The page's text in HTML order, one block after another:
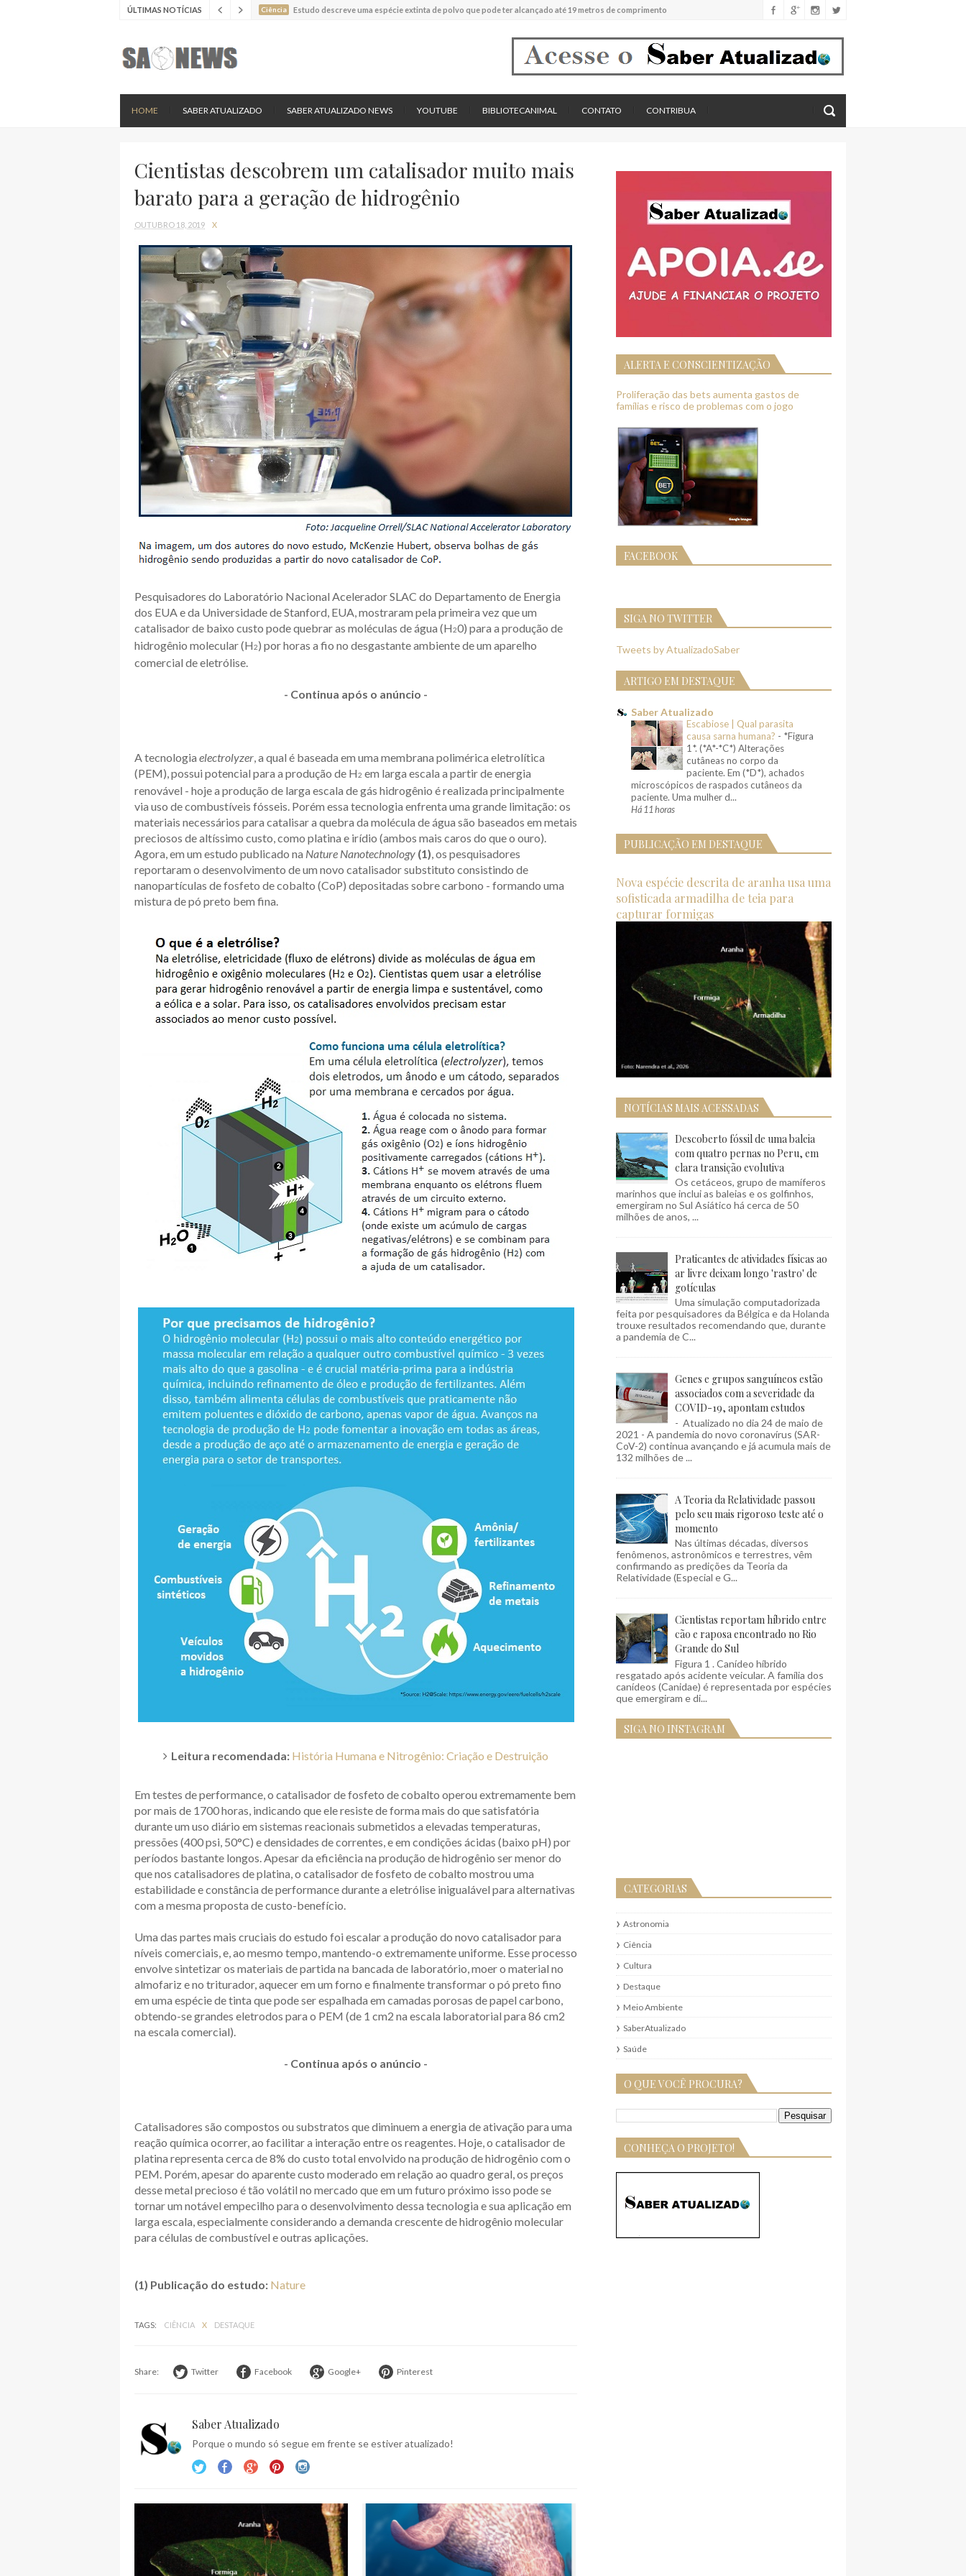
ÚLTIMAS NOTÍCIAS Ciência Estudo descreve uma espécie extinta de polvo que pode ter alcançado até 19 metros de comprimento
Estudo reportou o que parece ser a primeira "formiga limpadora" conhecida
HOME SABER ATUALIZADO SABER ATUALIZADO NEWS YOUTUBE BIBLIOTECANIMAL CONTATO CONTRIBUA
Cientistas descobrem um catalisador muito mais
barato para a geração de hidrogênio
OUTUBRO 18, 2019 X
Pesquisadores do Laboratório Nacional Acelerador SLAC do Departamento de Energia
dos EUA e da Universidade de Stanford, EUA, mostraram pela primeira vez que um
catalisador de baixo custo pode quebrar as moléculas de água (H20) para a produção de
hidrogênio molecular (H2) por horas a fio no desgastante ambiente de um aparelho
comercial de eletrólise.
- Continua após o anúncio -
A tecnologia electrolyzer, a qual é baseada em uma membrana polimérica eletrolítica
(PEM), possui potencial para a produção de H2 em larga escala a partir de energia
renovável - hoje a produção de larga escala de gás hidrogênio é realizada principalmente
via uso de combustíveis fósseis. Porém essa tecnologia enfrenta uma grande limitação: os
materiais necessários para catalisar a quebra da molécula de água são baseados em metais
preciosos de altíssimo custo, como platina e irídio (ambos mais caros do que o ouro).
Agora, em um estudo publicado na Nature Nanotechnology (1), os pesquisadores
reportaram o desenvolvimento de um novo catalisador substituto consistindo de
nanopartículas de fosfeto de cobalto (CoP) depositadas sobre carbono - formando uma
mistura de pó preto bem fina.
Leitura recomendada: História Humana e Nitrogênio: Criação e Destruição
Em testes de performance, o catalisador de fosfeto de cobalto operou extremamente bem
por mais de 1700 horas, indicando que ele resiste de forma mais do que satisfatória
durante um uso diário em sistemas reacionais submetidos a elevadas temperaturas,
pressões (400 psi, 50°C) e densidades de correntes, e em condições ácidas (baixo pH) por
períodos bastante longos. Apesar da eficiência na produção de hidrogênio ser menor do
que nos catalisadores de platina, o catalisador de fosfeto de cobalto mostrou uma
estabilidade e constância de performance durante a eletrólise inigualável para alternativas
com a mesma proposta de custo-benefício.
Uma das partes mais cruciais do estudo foi escalar a produção do novo catalisador para
níveis comerciais, e, ao mesmo tempo, mantendo-o extremamente uniforme. Esse processo
envolve sintetizar os materiais de partida na bancada de laboratório, moer o material no
almofariz e no triturador, aquecer em um forno e finalmente transformar o pó preto fino
em uma espécie de tinta que pode ser espalhada em camadas porosas de papel carbono,
obtendo-se grandes eletrodos para o PEM (de 1 cm2 na escala laboratorial para 86 cm2
na escala comercial).
- Continua após o anúncio -
Catalisadores são compostos ou substratos que diminuem a energia de ativação para uma
reação química ocorrer, ao facilitar a interação entre os reagentes. Hoje, o catalisador de
platina representa cerca de 8% do custo total envolvido na produção de hidrogênio com o
PEM. Porém, apesar do aparente custo moderado em relação ao quadro geral, os preços
desse metal precioso é tão volátil no mercado que em um futuro próximo isso pode se
tornar um notável empecilho para o desenvolvimento dessa tecnologia e sua aplicação em
larga escala, especialmente considerando a demanda crescente de hidrogênio molecular
para células de combustível e outras aplicações.
(1) Publicação do estudo: Nature
TAGS: CIÊNCIA X DESTAQUE
Share: Twitter Facebook Google+ Pinterest
Saber Atualizado
Porque o mundo só segue em frente se estiver atualizado!
ALERTA E CONSCIENTIZAÇÃO
Proliferação das bets aumenta gastos de
famílias e risco de problemas com o jogo
FACEBOOK
SIGA NO TWITTER
Tweets by AtualizadoSaber
ARTIGO EM DESTAQUE
Saber Atualizado
Escabiose | Qual parasita
causa sarna humana? - *Figura
1*. (*A*-*C*) Alterações
cutâneas no corpo da
paciente. Em (*D*), achados
microscópicos de raspados cutâneos da
paciente. Uma mulher d...
Há 11 horas
PUBLICAÇÃO EM DESTAQUE
Nova espécie descrita de aranha usa uma
sofisticada armadilha de teia para
capturar formigas
NOTÍCIAS MAIS ACESSADAS
Descoberto fóssil de uma baleia
com quatro pernas no Peru, em
clara transição evolutiva
Os cetáceos, grupo de mamíferos
marinhos que inclui as baleias e os golfinhos,
emergiram no Sul Asiático há cerca de 50
milhões de anos, ...
Praticantes de atividades físicas ao
ar livre deixam longo 'rastro' de
gotículas
Uma simulação computadorizada
feita por pesquisadores da Bélgica e da Holanda
trouxe resultados recomendando que, durante
a pandemia de C...
Genes e grupos sanguíneos estão
associados com a severidade da
COVID-19, apontam estudos
- Atualizado no dia 24 de maio de
2021 - A pandemia do novo coronavírus (SAR-
CoV-2) continua avançando e já acumula mais de
132 milhões de ...
A Teoria da Relatividade passou
pelo seu mais rigoroso teste até o
momento
Nas últimas décadas, diversos
fenômenos, astronômicos e terrestres, vêm
confirmando as predições da Teoria da
Relatividade (Especial e G...
Cientistas reportam híbrido entre
cão e raposa encontrado no Rio
Grande do Sul
Figura 1 . Canídeo híbrido
resgatado após acidente veicular. A família dos
canídeos (Canidae) é representada por espécies
que emergiram e di...
SIGA NO INSTAGRAM
CATEGORIAS
Astronomia
Ciência
Cultura
Destaque
Meio Ambiente
SaberAtualizado
Saúde
O QUE VOCÊ PROCURA?
CONHEÇA O PROJETO!